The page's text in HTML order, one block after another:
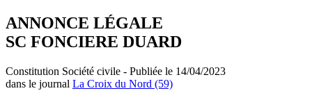
ANNONCE LÉGALE
SC FONCIERE DUARD
Constitution Société civile - Publiée le 14/04/2023
dans le journal La Croix du Nord (59)